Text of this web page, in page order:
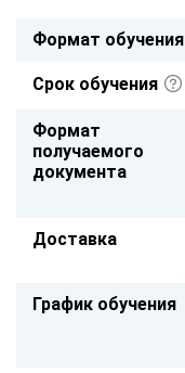
Формат обучения
Срок обучения
Формат
получаемого
документа
Доставка
График обучения